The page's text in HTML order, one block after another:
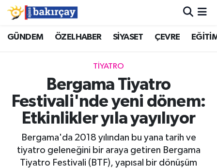
GÜNDEM ÖZELHABER SİYASET ÇEVRE
TİYATRO
Bergama Tiyatro
Festivali'nde yeni dönem:
Etkinlikler yıla yayılıyor
Bergama'da 2018 yılından bu yana tarih ve
tiyatro geleneğini bir araya getiren Bergama
Tiyatro Festivali (BTF), yapısal bir dönüşüm
İzmir Nöbetçi Eczaneler
İzmir Hava Durumu
İzmir Namaz Vakitleri
İzmir Trafik Yoğunluk Haritası
Süper Lig Puan Durumu ve Fikstür
Tüm Manşetler